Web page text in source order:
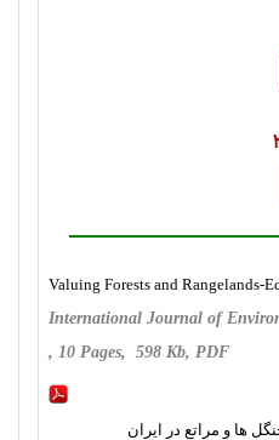
Valuing Forests and Rangelands-
International Journal of
, 10 Pages, 598 Kb, PDF
ها و مراتع در ایران